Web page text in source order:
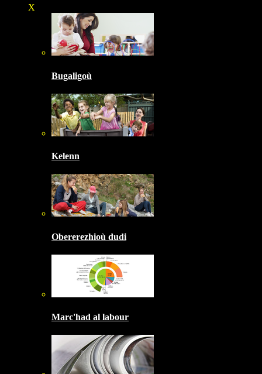
X
Bugaligoù
Kelenn
Obererezhioù dudi
Marc'had al labour